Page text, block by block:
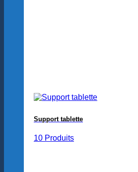
Support tablette
10 Produits